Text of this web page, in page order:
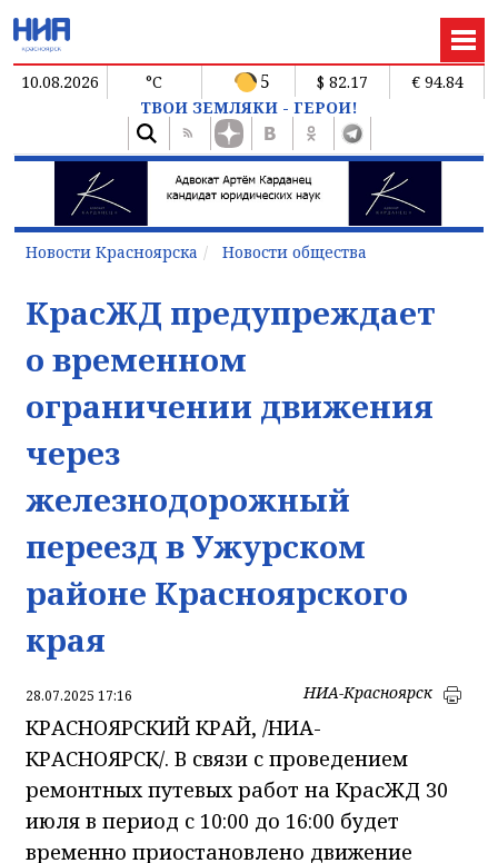
10.08.2026 °C 5 $ 82.17
€ 94.84
ТВОИ ЗЕМЛЯКИ - ГЕРОИ!
Новости Красноярска Новости общества
КрасЖД предупреждает
о временном
ограничении движения
через
железнодорожный
переезд в Ужурском
районе Красноярского
края
28.07.2025 17:16 НИА-Красноярск
КРАСНОЯРСКИЙ КРАЙ, /НИА-
КРАСНОЯРСК/. В связи с проведением
ремонтных путевых работ на КрасЖД 30
июля в период с 10:00 до 16:00 будет
временно приостановлено движение